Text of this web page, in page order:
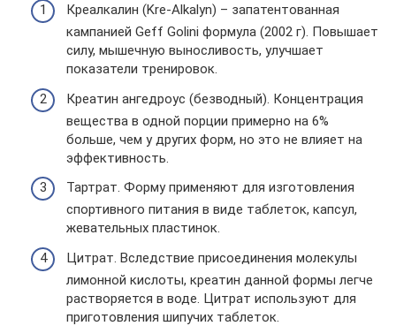
Креалкалин (Kre-Alkalyn) – запатентованная
кампанией Geff Golini формула (2002 г). Повышает
силу, мышечную выносливость, улучшает
показатели тренировок.
Креатин ангедроус (безводный). Концентрация
вещества в одной порции примерно на 6%
больше, чем у других форм, но это не влияет на
эффективность.
Тартрат. Форму применяют для изготовления
спортивного питания в виде таблеток, капсул,
жевательных пластинок.
Цитрат. Вследствие присоединения молекулы
лимонной кислоты, креатин данной формы легче
растворяется в воде. Цитрат используют для
приготовления шипучих таблеток.